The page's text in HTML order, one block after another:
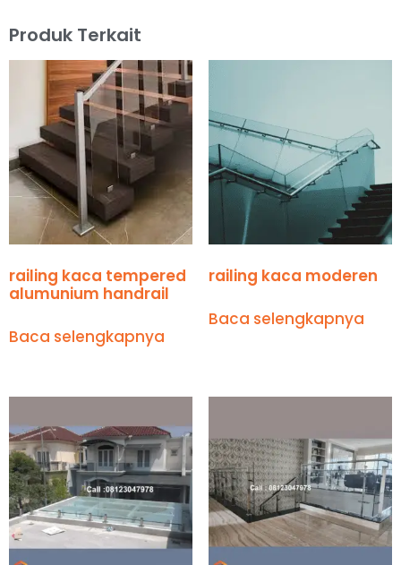
Produk Terkait
railing kaca tempered
alumunium handrail
Baca selengkapnya
railing kaca moderen
Baca selengkapnya